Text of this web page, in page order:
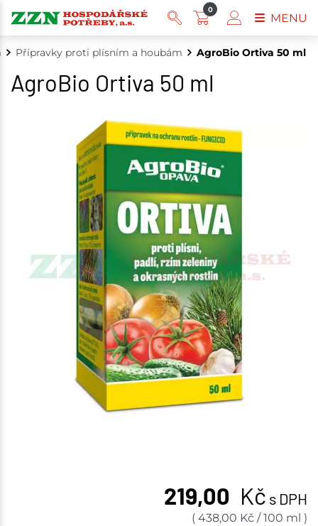
Přípravky proti plísním a houbám AgroBio Ortiva 50 ml
AgroBio Ortiva 50 ml
219,00 Kč s DPH
( 438,00 Kč /100 ml )
0
MENU